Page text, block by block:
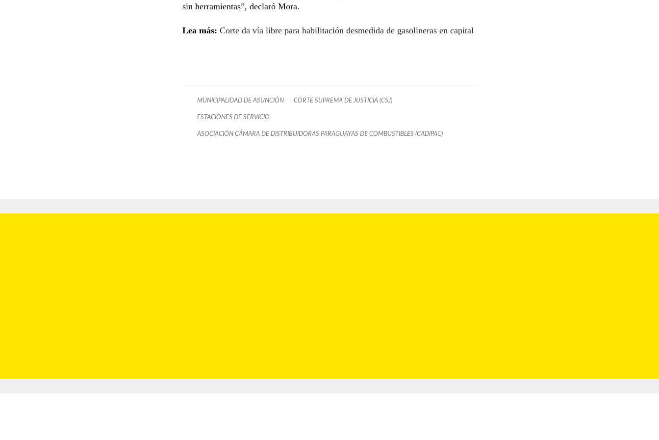
sin herramientas”, declaró Mora.
Lea más: Corte da vía libre para habilitación desmedida de gasolineras en capital
MUNICIPALIDAD DE ASUNCIÓN CORTE SUPREMA DE JUSTICIA (CSJ)
ESTACIONES DE SERVICIO
ASOCIACIÓN CÁMARA DE DISTRIBUIDORAS PARAGUAYAS DE COMBUSTIBLES (CADIPAC)